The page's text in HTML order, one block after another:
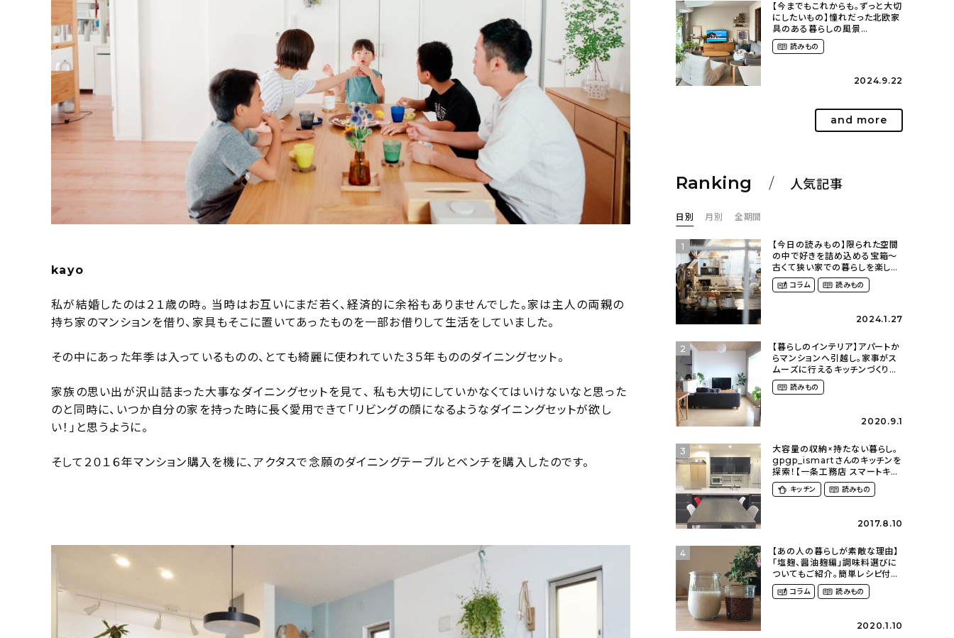
kayo
私が結婚したのは２１歳の時。 当時はお互いにまだ若く、経済的に余裕もありませんでした。家は主人の両親の
持ち家のマンションを借り、家具もそこに置いてあったものを一部お借りして生活をしていました。
その中にあった年季は入っているものの、とても綺麗に使われていた３５年もののダイニングセット。
家族の思い出が沢山詰まった大事なダイニングセットを見て、 私も大切にしていかなくてはいけないなと思った
のと同時に、いつか自分の家を持った時に長く愛用できて「リビングの顔になるようなダイニングセットが欲し
い！」と思うように。
そして２０１６年マンション購入を機に、アクタスで念願のダイニングテーブルとベンチを購入したのです。
【今までもこれからも。ずっと大切
にしたいもの】憧れだった北欧家
具のある暮らしの風景
（m._.k_homeさん）
読みもの
2024.9.22
and more
Ranking 人気記事
日別 月別 全期間
1
【今日の読みもの】限られた空間
の中で好きを詰め込める宝箱〜
古くて狭い家での暮らしを楽しむ
（2nyan_and_lifestylesさん）
コラム 読みもの
2024.1.27
2
【暮らしのインテリア】アパートか
らマンションへ引越し。家事がス
ムーズに行えるキッチンづくり〜
２LDKの賃貸暮らし
（mari_ppe_さん）
読みもの
2020.9.1
3
大容量の収納×持たない暮らし。
gpgp_ismartさんのキッチンを
探索！【一条工務店 スマートキッ
チン(ワイドカウンター)】
キッチン 読みもの
2017.8.10
4
【あの人の暮らしが素敵な理由】
「塩麹、醤油麹編」調味料選びに
ついてもご紹介。簡単レシピ付
き〜発酵食品のある暮らし
（__mamigram___さん）
コラム 読みもの
2020.1.10